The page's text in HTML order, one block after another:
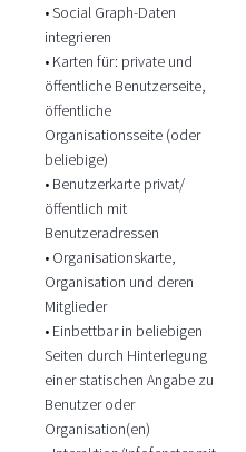
• Social Graph-Daten
integrieren
• Karten für: private und
öffentliche Benutzerseite,
öffentliche
Organisationsseite (oder
beliebige)
• Benutzerkarte privat/
öffentlich mit
Benutzeradressen
• Organisationskarte,
Organisation und deren
Mitglieder
• Einbettbar in beliebigen
Seiten durch Hinterlegung
einer statischen Angabe zu
Benutzer oder
Organisation(en)